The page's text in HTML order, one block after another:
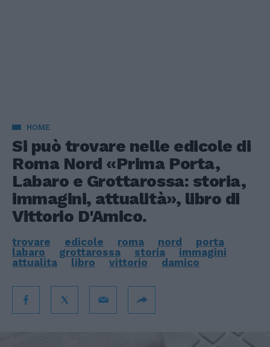
HOME
Si può trovare nelle edicole di
Roma Nord «Prima Porta,
Labaro e Grottarossa: storia,
immagini, attualità», libro di
Vittorio D'Amico.
trovare edicole roma nord
porta
labaro
grottarossa storia
immagini
attualita
libro vittorio damico